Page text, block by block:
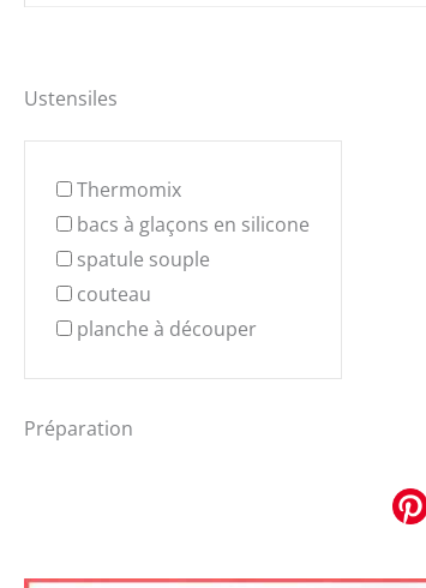
Ustensiles
Thermomix
bacs à glaçons en silicone
spatule souple
couteau
planche à découper
Préparation